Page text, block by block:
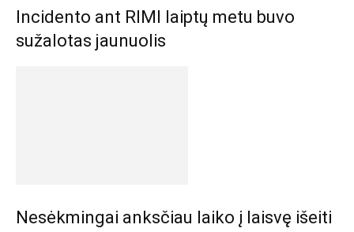
Incidento ant RIMI laiptų metu buvo
sužalotas jaunuolis
Nesėkmingai anksčiau laiko į laisvę išeiti